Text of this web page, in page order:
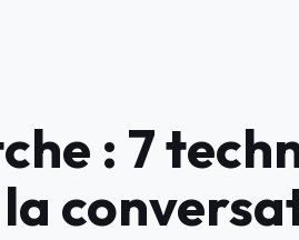
: 7
la